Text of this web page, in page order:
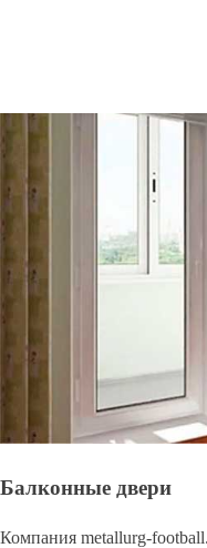
Балконные двери
Компания metallurg-